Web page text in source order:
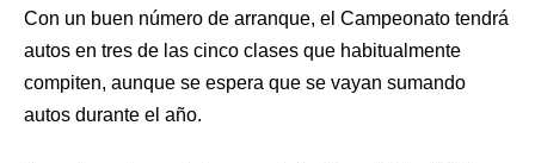
Con un buen número de arranque, el Campeonato tendrá
autos en tres de las cinco clases que habitualmente
compiten, aunque se espera que se vayan sumando
autos durante el año.